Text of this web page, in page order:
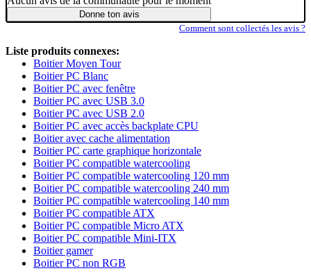
Donne ton avis
Comment sont collectés les avis ?
Liste produits connexes:
Boitier Moyen Tour
Boitier PC Blanc
Boitier PC avec fenêtre
Boitier PC avec USB 3.0
Boitier PC avec USB 2.0
Boitier PC avec accès backplate CPU
Boitier avec cache alimentation
Boitier PC carte graphique horizontale
Boitier PC compatible watercooling
Boitier PC compatible watercooling 120 mm
Boitier PC compatible watercooling 240 mm
Boitier PC compatible watercooling 140 mm
Boitier PC compatible ATX
Boitier PC compatible Micro ATX
Boitier PC compatible Mini-ITX
Boitier gamer
Boitier PC non RGB